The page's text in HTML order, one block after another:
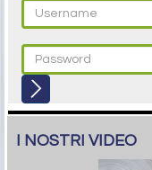
I NOSTRI VIDEO